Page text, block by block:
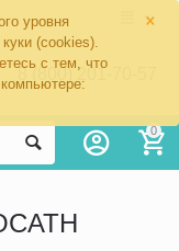
×
уровня
(cookies).
с тем, что
8 (800) 201-70-57
0